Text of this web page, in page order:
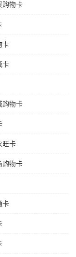
购物卡
卡
卡
购物卡
旺卡
购物卡
卡